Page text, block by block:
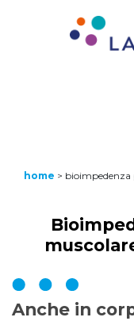
home > bioimpedenza
Anche in